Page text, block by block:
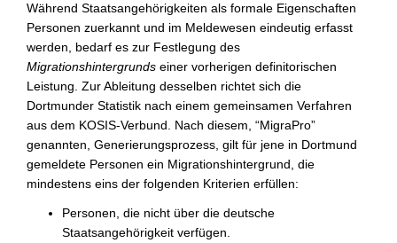
Während Staatsangehörigkeiten als formale Eigenschaften
Personen zuerkannt und im Meldewesen eindeutig erfasst
werden, bedarf es zur Festlegung des
Migrationshintergrunds einer vorherigen definitorischen
Leistung. Zur Ableitung desselben richtet sich die
Dortmunder Statistik nach einem gemeinsamen Verfahren
aus dem KOSIS-Verbund. Nach diesem, “MigraPro”
genannten, Generierungsprozess, gilt für jene in Dortmund
gemeldete Personen ein Migrationshintergrund, die
mindestens eins der folgenden Kriterien erfüllen:
Personen, die nicht über die deutsche
Staatsangehörigkeit verfügen.